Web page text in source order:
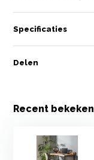
Specificaties
Delen
Recent bekeken